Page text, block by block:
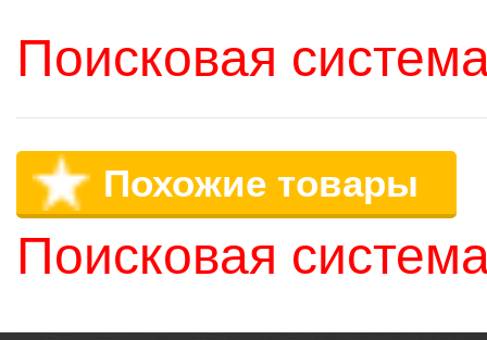
Поисковая
Похожие товары
Поисковая